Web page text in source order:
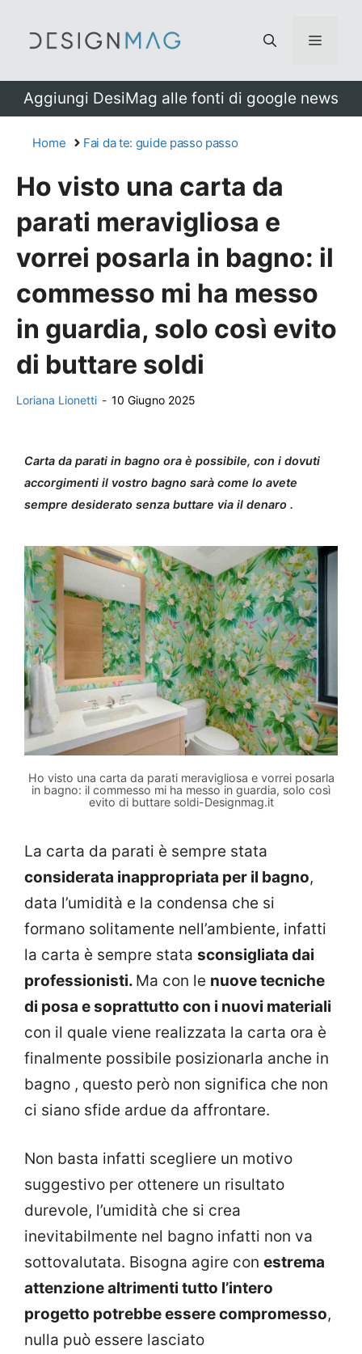
Menu
Aggiungi DesiMag alle fonti di google news
Home Fai da te: guide passo passo
Ho visto una carta da
parati meravigliosa e
vorrei posarla in bagno: il
commesso mi ha messo
in guardia, solo così evito
di buttare soldi
Loriana Lionetti - 10 Giugno 2025
Carta da parati in bagno ora è possibile, con i dovuti
accorgimenti il vostro bagno sarà come lo avete
sempre desiderato senza buttare via il denaro .
Ho visto una carta da parati meravigliosa e vorrei posarla
in bagno: il commesso mi ha messo in guardia, solo così
evito di buttare soldi-Designmag.it
La carta da parati è sempre stata
considerata inappropriata per il bagno,
data l’umidità e la condensa che si
formano solitamente nell’ambiente, infatti
la carta è sempre stata sconsigliata dai
professionisti. Ma con le nuove tecniche
di posa e soprattutto con i nuovi materiali
con il quale viene realizzata la carta ora è
finalmente possibile posizionarla anche in
bagno , questo però non significa che non
ci siano sfide ardue da affrontare.
Non basta infatti scegliere un motivo
suggestivo per ottenere un risultato
durevole, l’umidità che si crea
inevitabilmente nel bagno infatti non va
sottovalutata. Bisogna agire con estrema
attenzione altrimenti tutto l’intero
progetto potrebbe essere compromesso,
nulla può essere lasciato